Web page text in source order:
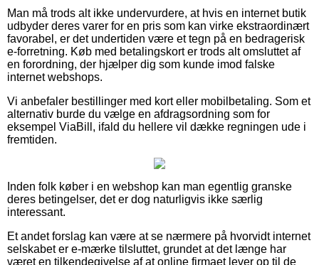
Man må trods alt ikke undervurdere, at hvis en internet butik
udbyder deres varer for en pris som kan virke ekstraordinært
favorabel, er det undertiden være et tegn på en bedragerisk
e-forretning. Køb med betalingskort er trods alt omsluttet af
en forordning, der hjælper dig som kunde imod falske
internet webshops.
Vi anbefaler bestillinger med kort eller mobilbetaling. Som et
alternativ burde du vælge en afdragsordning som for
eksempel ViaBill, ifald du hellere vil dække regningen ude i
fremtiden.
Inden folk køber i en webshop kan man egentlig granske
deres betingelser, det er dog naturligvis ikke særlig
interessant.
Et andet forslag kan være at se nærmere på hvorvidt internet
selskabet er e-mærke tilsluttet, grundet at det længe har
været en tilkendegivelse af at online firmaet lever op til de